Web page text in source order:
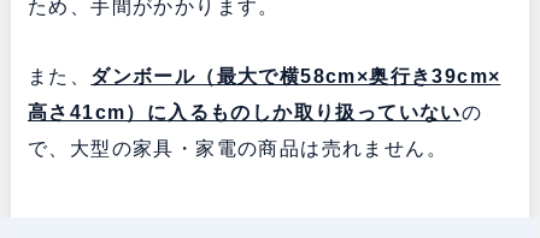
ため、手間がかかります。
また、 ダンボール（最大で横58cm×奥行き39cm×
高さ41cm）に入るものしか取り扱っていないの
で、大型の家具・家電の商品は売れません。